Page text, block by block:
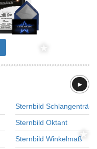
►
Sternbild
Sternbild Oktant
Sternbild Winkelmaß